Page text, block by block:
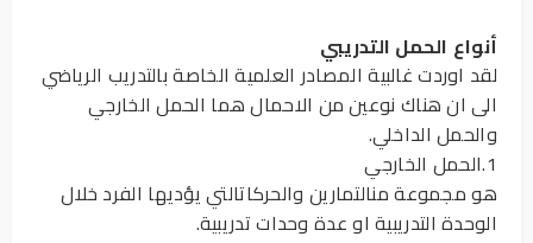
أنواع الحمل التدريبي
لقد اوردت غالبية المصادر العلمية الخاصة بالتدريب الرياضي
الى ان هناك نوعين من الاحمال هما الحمل الخارجي
والحمل الداخلي.
1.الحمل الخارجي
هو مجموعة منالتمارين والحركاتالتي يؤديها الفرد خلال
الوحدة التدريبية او عدة وحدات تدريبية.